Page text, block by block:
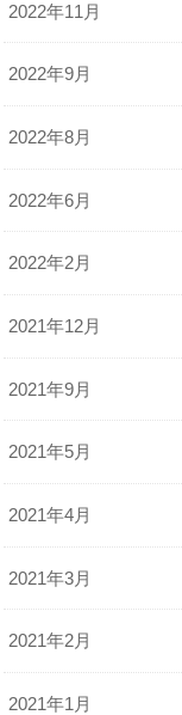
2022年11月
2022年9月
2022年8月
2022年6月
2022年2月
2021年12月
2021年9月
2021年5月
2021年4月
2021年3月
2021年2月
2021年1月